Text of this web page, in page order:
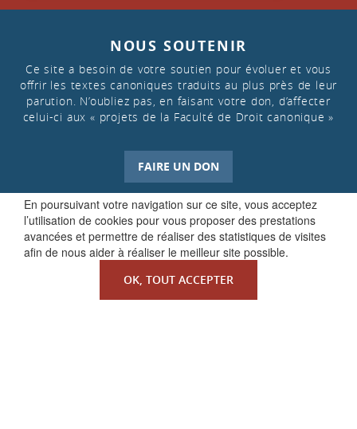
En poursuivant votre navigation sur ce site, vous acceptez
l’utilisation de cookies pour vous proposer des prestations
avancées et permettre de réaliser des statistiques de visites
afin de nous aider à réaliser le meilleur site possible.
OK, TOUT ACCEPTER
NOUS SOUTENIR
Ce site a besoin de votre soutien pour évoluer et vous
offrir les textes canoniques traduits au plus près de leur
parution. N’oubliez pas, en faisant votre don, d’affecter
celui-ci aux « projets de la Faculté de Droit canonique »
FAIRE UN DON